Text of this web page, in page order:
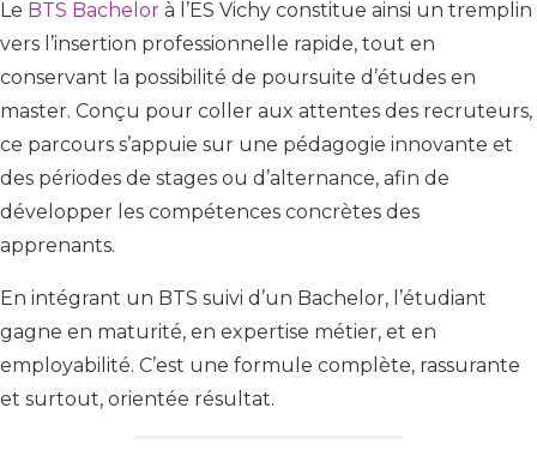
Le BTS Bachelor à l’ES Vichy constitue ainsi un tremplin
vers l’insertion professionnelle rapide, tout en
conservant la possibilité de poursuite d’études en
master. Conçu pour coller aux attentes des recruteurs,
ce parcours s’appuie sur une pédagogie innovante et
des périodes de stages ou d’alternance, afin de
développer les compétences concrètes des
apprenants.
En intégrant un BTS suivi d’un Bachelor, l’étudiant
gagne en maturité, en expertise métier, et en
employabilité. C’est une formule complète, rassurante
et surtout, orientée résultat.